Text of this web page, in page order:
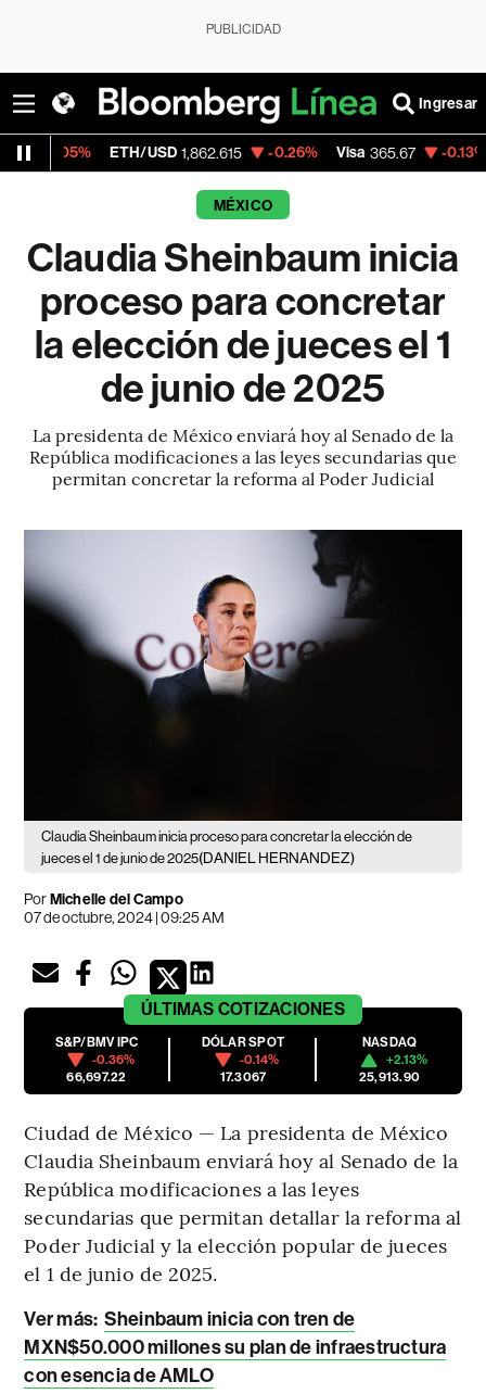
PUBLICIDAD
Ingresar
ETH/USD 1,862.615 -0.26% Visa 365.67 -0.13%
MÉXICO
Claudia Sheinbaum inicia
proceso para concretar
la elección de jueces el 1
de junio de 2025
La presidenta de México enviará hoy al Senado de la
República modificaciones a las leyes secundarias que
permitan concretar la reforma al Poder Judicial
Claudia Sheinbaum inicia proceso para concretar la elección de
jueces el 1 de junio de 2025(DANIEL HERNANDEZ)
PorMichelle del Campo
07 de octubre, 2024 | 09:25 AM
ÚLTIMAS COTIZACIONES
S&P/BMV IPC
-0.36%
66,697.22
DÓLAR SPOT
-0.14%
17.3067
NASDAQ
+2.13%
25,913.90
Ciudad de México — La presidenta de México
Claudia Sheinbaum enviará hoy al Senado de la
República modificaciones a las leyes
secundarias que permitan detallar la reforma al
Poder Judicial y la elección popular de jueces
el 1 de junio de 2025.
Ver más: Sheinbaum inicia con tren de
MXN$50.000 millones su plan de infraestructura
con esencia de AMLO